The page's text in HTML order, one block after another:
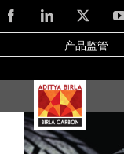
Skip
to
content
FacebookLinkedIn
产品监管